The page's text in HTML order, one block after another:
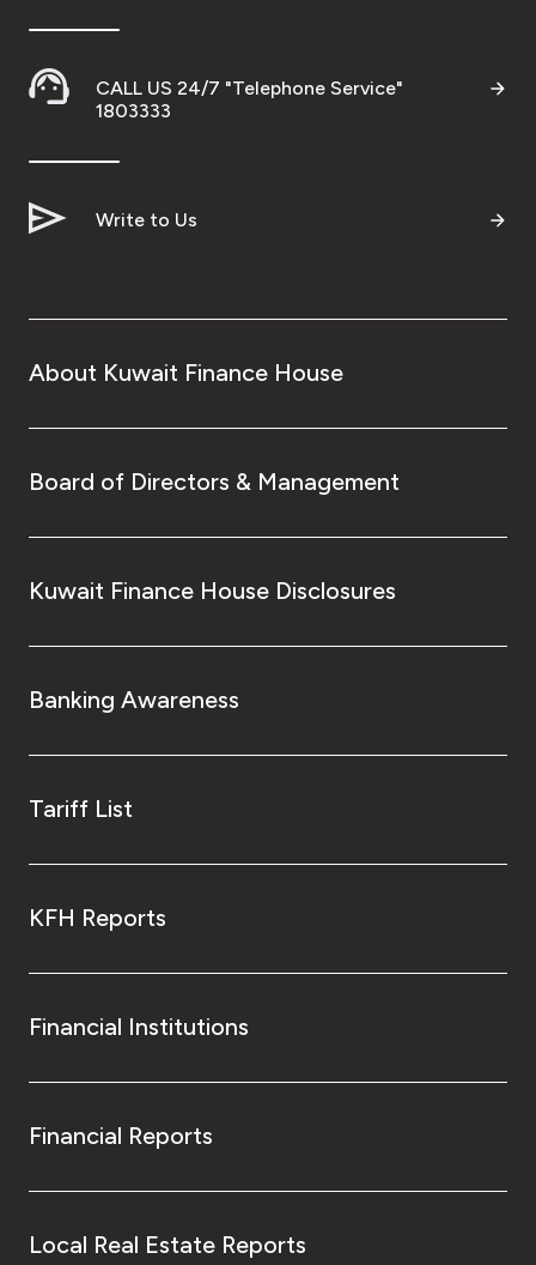
CALL US 24/7 "Telephone Service"
1803333
Write to Us
About Kuwait Finance House
Board of Directors & Management
Kuwait Finance House Disclosures
Banking Awareness
Tariff List
KFH Reports
Financial Institutions
Financial Reports
Local Real Estate Reports